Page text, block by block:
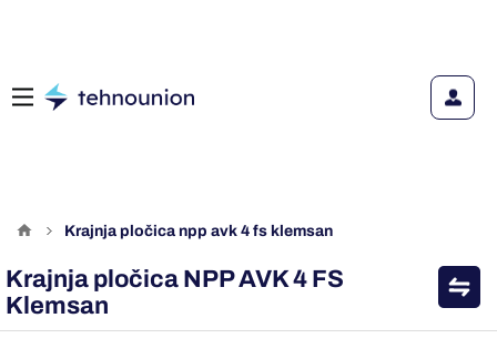
krajnja pločica npp avk 4 fs klemsan
Krajnja pločica NPP AVK 4 FS
Klemsan